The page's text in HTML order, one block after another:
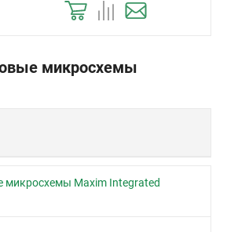
микросхемы
микросхемы Maxim Integrated